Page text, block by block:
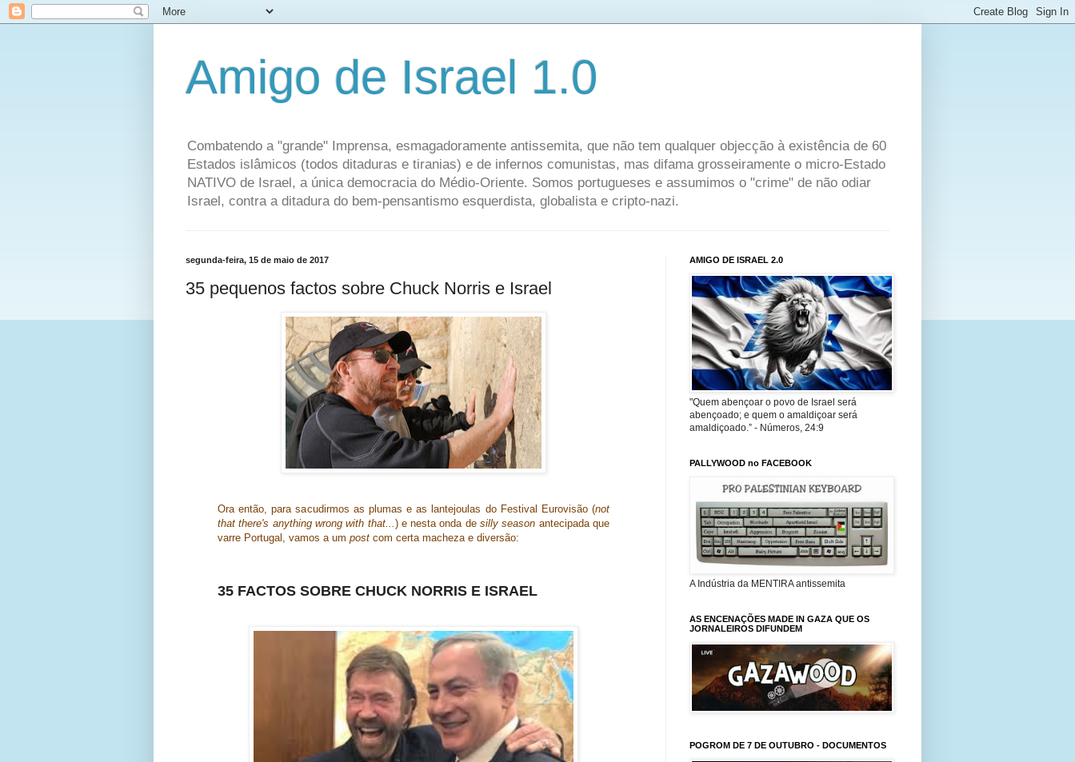
Amigo de Israel 1.0
Combatendo a "grande" Imprensa, esmagadoramente antissemita, que não tem qualquer objecção à existência de 60
Estados islâmicos (todos ditaduras e tiranias) e de infernos comunistas, mas difama grosseiramente o micro-Estado
NATIVO de Israel, a única democracia do Médio-Oriente. Somos portugueses e assumimos o "crime" de não odiar
Israel, contra a ditadura do bem-pensantismo esquerdista, globalista e cripto-nazi.
segunda-feira, 15 de maio de 2017
35 pequenos factos sobre Chuck Norris e Israel
Ora então, para sacudirmos as plumas e as lantejoulas do Festival Eurovisão (not
that there's anything wrong with that...) e nesta onda desilly season antecipada que
varre Portugal, vamos a um post com certa macheza e diversão:
35 FACTOS SOBRE CHUCK NORRIS E ISRAEL
AMIGO DE ISRAEL 2.0
"Quem abençoar o povo de Israel será
abençoado; e quem o amaldiçoar será
amaldiçoado.” - Números, 24:9
PALLYWOOD no FACEBOOK
A Indústria da MENTIRA antissemita
AS ENCENAÇÕES MADE IN GAZA QUE OS
JORNALEIROS DIFUNDEM
POGROM DE 7 DE OUTUBRO - DOCUMENTOS